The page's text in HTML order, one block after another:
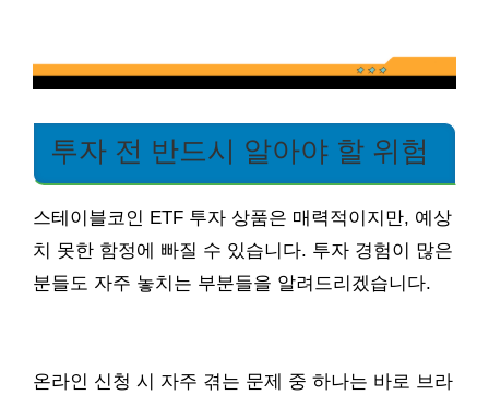
투자 전 반드시 알아야 할 위험
스테이블코인 ETF 투자 상품은 매력적이지만, 예상
치 못한 함정에 빠질 수 있습니다. 투자 경험이 많은
분들도 자주 놓치는 부분들을 알려드리겠습니다.
온라인 신청 시 자주 겪는 문제 중 하나는 바로 브라